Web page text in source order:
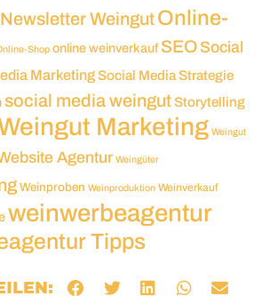
Newsletter WeingutOnline-
Shop online weinverkauf SEO Social
MarketingSocial Media Strategie
social media weingutStorytelling
Marketing Weingut
Agentur Weingüter
Weinproben Weinproduktion Weinverkauf
weinwerbeagentur
Tipps